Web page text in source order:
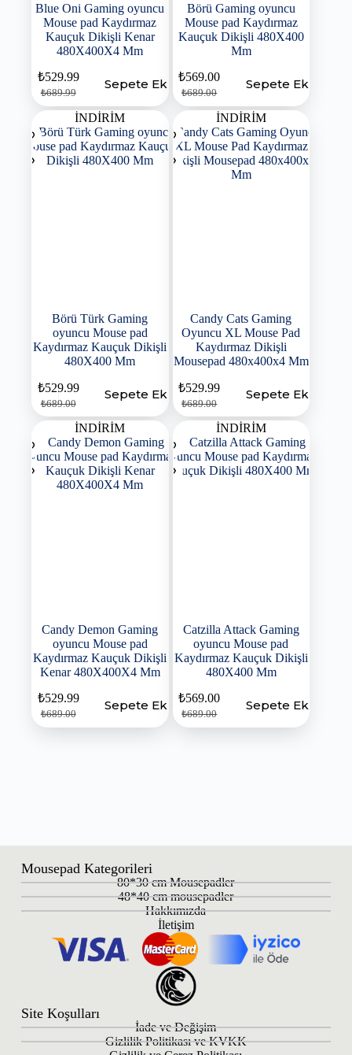
Blue Oni Gaming oyuncu
Mouse pad Kaydırmaz
Kauçuk Dikişli Kenar
480X400X4 Mm
₺689.99
₺529.99 Sepete Ekle
Börü Gaming oyuncu
Mouse pad Kaydırmaz
Kauçuk Dikişli 480X400
Mm
₺689.00
₺569.00 Sepete Ekle
İNDİRİM
Börü Türk Gaming
oyuncu Mouse pad
Kaydırmaz Kauçuk Dikişli
480X400 Mm
₺689.00
₺529.99 Sepete Ekle
İNDİRİM
Candy Cats Gaming
Oyuncu XL Mouse Pad
Kaydırmaz Dikişli
Mousepad 480x400x4 Mm
₺689.00
₺529.99 Sepete Ekle
İNDİRİM
Candy Demon Gaming
oyuncu Mouse pad
Kaydırmaz Kauçuk Dikişli
Kenar 480X400X4 Mm
₺689.00
₺529.99 Sepete Ekle
İNDİRİM
Catzilla Attack Gaming
oyuncu Mouse pad
Kaydırmaz Kauçuk Dikişli
480X400 Mm
₺689.00
₺569.00 Sepete Ekle
Mousepad Kategorileri
80*30 cm Mousepadler
48*40 cm mousepadler
Hakkımızda
İletişim
Site Koşulları
İade ve Değişim
Gizlilik Politikası ve KVKK